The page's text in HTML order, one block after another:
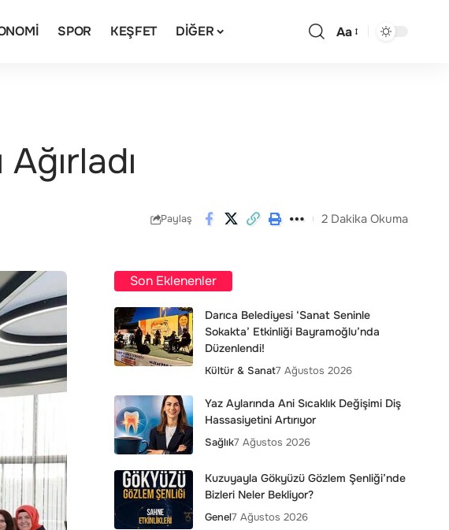
SPOR KEŞFET DIĞER Aa
Paylaş 2 Dakika Okuma
Son Eklenenler
Darıca Belediyesi ‘Sanat Seninle
Sokakta’ Etkinliği Bayramoğlu’nda
Düzenlendi!
Kültür & Sanat7 Ağustos 2026
Yaz Aylarında Ani Sıcaklık Değişimi Diş
Hassasiyetini Artırıyor
Sağlık7 Ağustos 2026
Kuzuyayla Gökyüzü Gözlem Şenliği’nde
Bizleri Neler Bekliyor?
Genel7 Ağustos 2026